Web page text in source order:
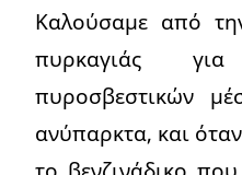
Καλούσαμε από
πυρκαγιάς
πυροσβεστικών
ανύπαρκτα, και